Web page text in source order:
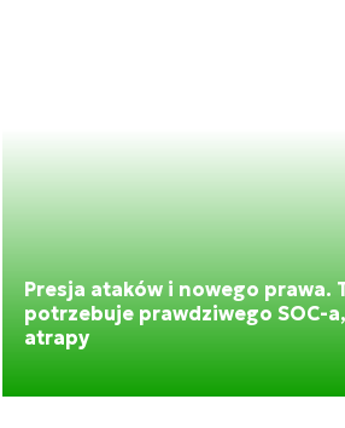
Presja ataków i nowego prawa.
potrzebuje prawdziwego SOC-
atrapy